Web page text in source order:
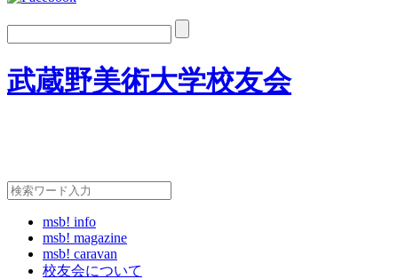
武蔵野美術大学校友会
msb! info
msb! magazine
msb! caravan
校友会について